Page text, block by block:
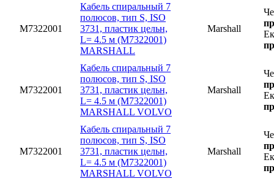
M7322001
Кабель спиральный 7
полюсов, тип S, ISO
3731, пластик цельн,
L= 4.5 м (M7322001)
MARSHALL
Marshall
M7322001
Кабель спиральный 7
полюсов, тип S, ISO
3731, пластик цельн,
L= 4.5 м (M7322001)
MARSHALL VOLVO
Marshall
M7322001
Кабель спиральный 7
полюсов, тип S, ISO
3731, пластик цельн,
L= 4.5 м (M7322001)
MARSHALL VOLVO
Marshall